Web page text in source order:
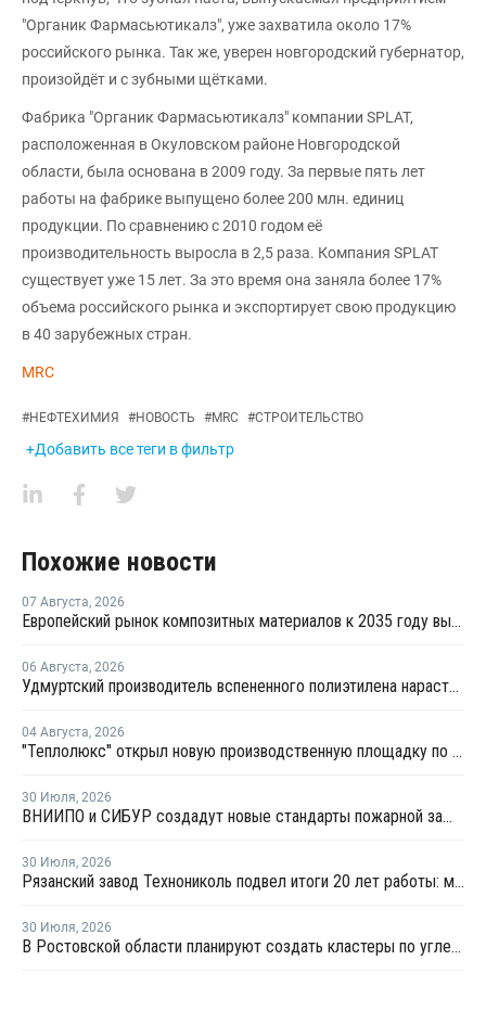
"Органик Фармасьютикалз", уже захватила около 17%
российского рынка. Так же, уверен новгородский губернатор,
произойдёт и с зубными щётками.
Фабрика "Органик Фармасьютикалз" компании SPLAT,
расположенная в Окуловском районе Новгородской
области, была основана в 2009 году. За первые пять лет
работы на фабрике выпущено более 200 млн. единиц
продукции. По сравнению с 2010 годом её
производительность выросла в 2,5 раза. Компания SPLAT
существует уже 15 лет. За это время она заняла более 17%
объема российского рынка и экспортирует свою продукцию
в 40 зарубежных стран.
MRC
#НЕФТЕХИМИЯ #НОВОСТЬ #MRC #СТРОИТЕЛЬСТВО
+Добавить все теги в фильтр
Похожие новости
07 Августа, 2026
Европейский рынок композитных материалов к 2035 году вырастет до USD47,5 млрд
06 Августа, 2026
Удмуртский производитель вспененного полиэтилена нарастит выпуск на 15%
04 Августа, 2026
"Теплолюкс" открыл новую производственную площадку по выпуску инженерных систем
30 Июля, 2026
ВНИИПО и СИБУР создадут новые стандарты пожарной защиты строительных и промышленных объектов
30 Июля, 2026
Рязанский завод Технониколь подвел итоги 20 лет работы: мощности выпуска XPS превышают 1 млн куб. м в год
30 Июля, 2026
В Ростовской области планируют создать кластеры по углехимии и переработке полимеров